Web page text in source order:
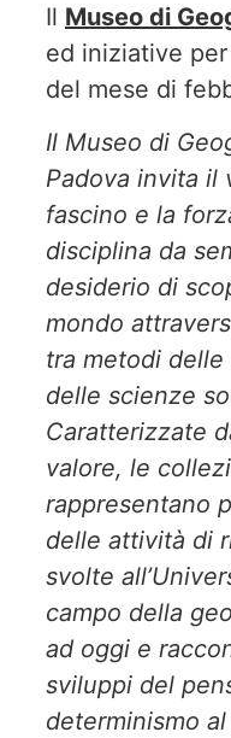
Il Museo di
ed iniziative per
del mese di
Il Museo di
Padova invita il
fascino e la
disciplina da
desiderio di
mondo
tra metodi
delle scienze
Caratterizzate
valore, le
rappresentano
delle attività di
svolte
campo della
ad oggi e
sviluppi del
determinismo